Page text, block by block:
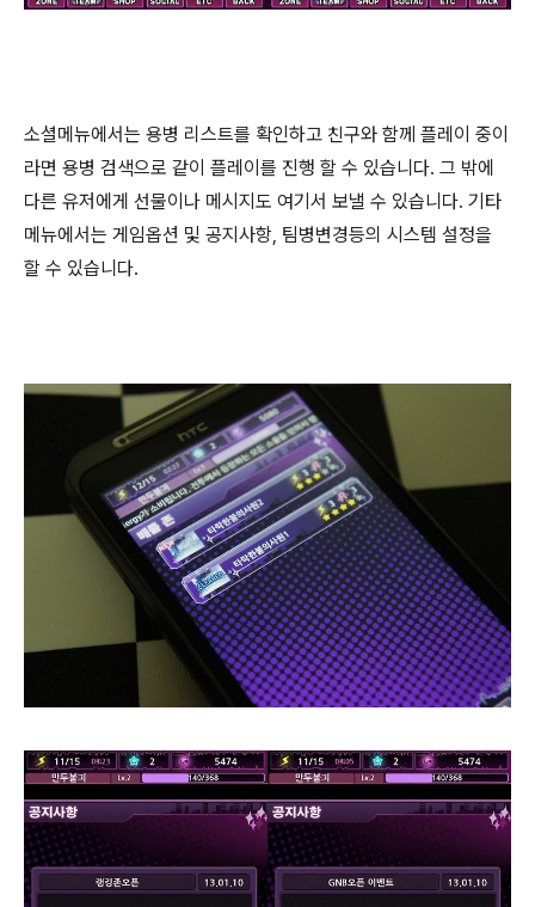
소셜메뉴에서는 용병 리스트를 확인하고 친구와 함께 플레이 중이
라면 용병 검색으로 같이 플레이를 진행 할 수 있습니다. 그 밖에
다른 유저에게 선물이나 메시지도 여기서 보낼 수 있습니다. 기타
메뉴에서는 게임옵션 및 공지사항, 팀병변경등의 시스템 설정을
할 수 있습니다.